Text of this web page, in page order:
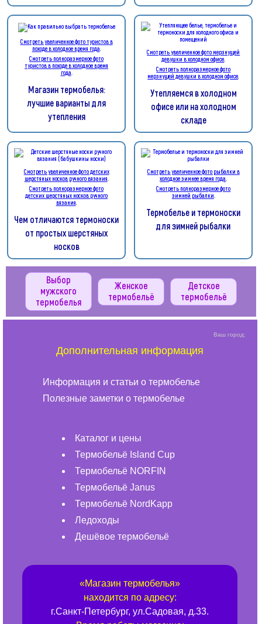
Выбор
мужского
термобелья
Женское
термобельё
Детское
термобельё
Смотреть увеличенное фото туристов в
походе в холодное время года
Смотреть полноразмерное фото
туристов в походе в холодное время
года
Магазин термобелья:
лучшие варианты для
утепления
Смотреть увеличенное фото мерзнущей
девушки в холодном офисе
Смотреть полноразмерное фото
мерзнущей девушки в холодном офисе
Утепляемся в холодном
офисе или на холодном
складе
Смотреть увеличенное фото детских
шерстяных носков ручного вязания
Смотреть полноразмерное фото
детских шерстяных носков ручного
вязания
Чем отличаются термоноски
от простых шерстяных
носков
Смотреть увеличенное фото рыбалки в
холодное зимнее время года
Смотреть полноразмерное фото
зимней рыбалки
Термобелье и термоноски
для зимней рыбалки
Ваш город:
Дополнительная информация
Информация и статьи о термобелье
Полезные заметки о термобелье
Каталог и цены
Термобельё Island Cup
Термобельё NORFIN
Термобельё Janus
Термобельё NordKapp
Ледоходы
Дешёвое термобельё
«Магазин термобелья»
находится по адресу:
г.Санкт-Петербург,ул.Садовая, д.33.